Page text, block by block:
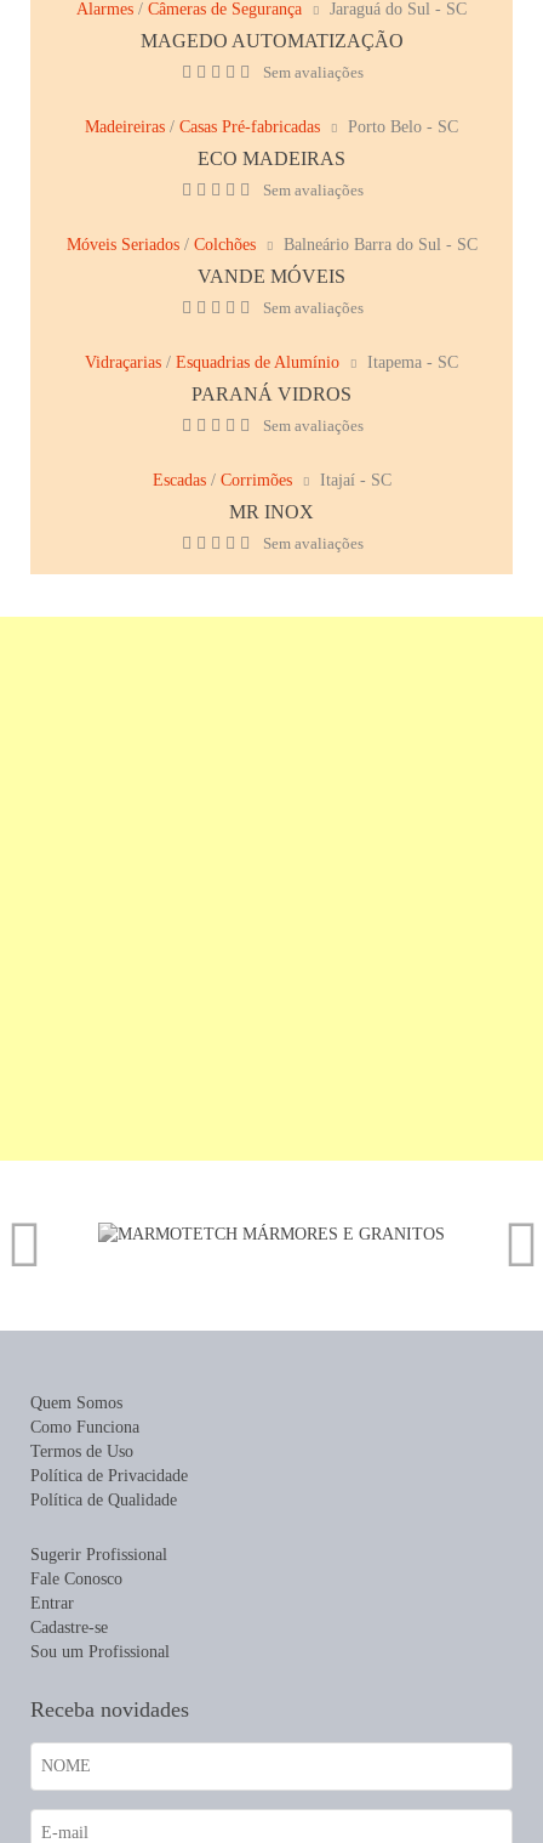
Alarmes / Câmeras de Segurança Jaraguá do Sul - SC
MAGEDO AUTOMATIZAÇÃO
Sem avaliações
Madeireiras / Casas Pré-fabricadas Porto Belo - SC
ECO MADEIRAS
Sem avaliações
Móveis Seriados/ Colchões Balneário Barra do Sul - SC
VANDE MÓVEIS
Sem avaliações
Vidraçarias / Esquadrias de Alumínio Itapema - SC
PARANÁ VIDROS
Sem avaliações
Escadas/ Corrimões Itajaí - SC
MR INOX
Sem avaliações
Quem Somos
Como Funciona
Termos de Uso
Política de Privacidade
Política de Qualidade
Sugerir Profissional
Fale Conosco
Entrar
Cadastre-se
Sou um Profissional
Receba novidades